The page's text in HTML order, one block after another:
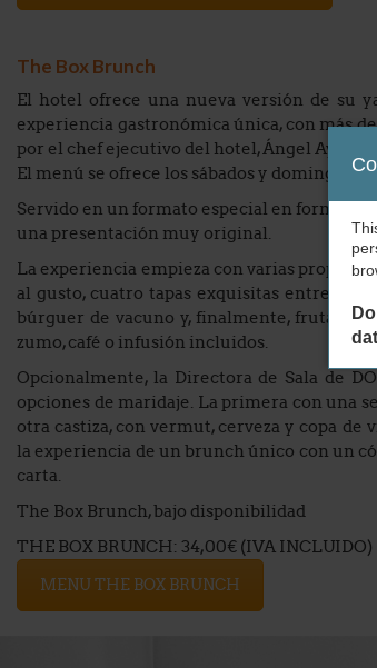
The Box Brunch
El hotel ofrece una nueva versión de su
experiencia gastronómica única, con más
por el chef ejecutivo del hotel, Ángel Aylagas.
El menú se ofrece los sábados y domingos de
Servido en un formato especial en forma de
una presentación muy original.
La experiencia empieza con varias
al gusto, cuatro tapas exquisitas entre las
búrguer de vacuno y, finalmente, frutas
zumo, café o infusión incluidos.
Opcionalmente, la Directora de Sala de
opciones de maridaje. La primera con una
otra castiza, con vermut, cerveza y copa
la experiencia de un brunch único con un
carta.
The Box Brunch, bajo disponibilidad
THE BOX BRUNCH: 34,00€ (IVA
MENU THE BOX BRUNCH